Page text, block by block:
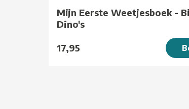
Mijn Eerste Weetjesboek -
Dino's
17,95